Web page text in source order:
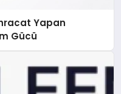
Yapan
Gücü